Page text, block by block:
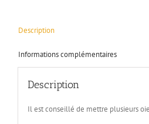
Description
Informations complémentaires
Description
Il est conseillé de mettre plusieurs